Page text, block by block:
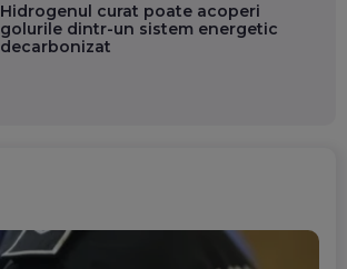
Hidrogenul curat poate acoperi
golurile dintr-un sistem energetic
decarbonizat